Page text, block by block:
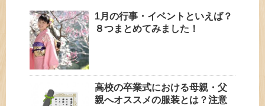
1月の行事・イベントといえば？
８つまとめてみました！
高校の卒業式における母親・父
親へオススメの服装とは？注意